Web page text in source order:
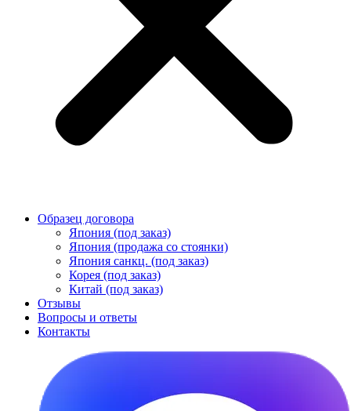
Образец договора
Япония (под заказ)
Япония (продажа со стоянки)
Япония санкц. (под заказ)
Корея (под заказ)
Китай (под заказ)
Отзывы
Вопросы и ответы
Контакты